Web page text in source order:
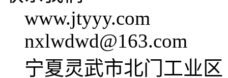
www.jtyyy.com
nxlwdwd@163.com
宁夏灵武市北门工业区